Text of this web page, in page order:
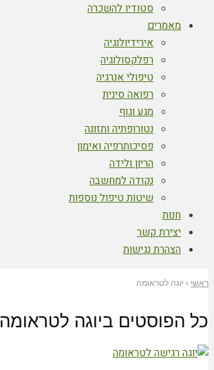
סטודיו להשכרה
מאמרים
אירידיולוגיה
רפלקסולוגיה
טיפולי אנרגיה
רפואה סינית
מגע וגוף
נטורופתיה ותזונה
פסיכותרפיה ואימון
הריון ולידה
נקודה למחשבה
שיטות טיפול נוספות
חנות
יצירת קשר
הצהרת נגישות
ראשי › יוגה לטראומה
כל הפוסטים ביוגה לטראומה